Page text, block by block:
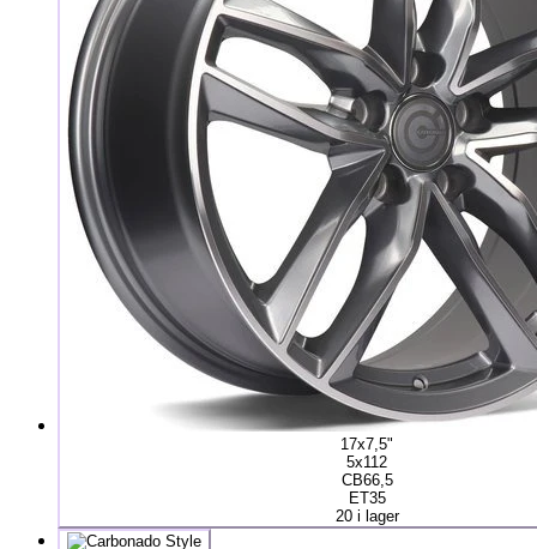
17x7,5"
5x112
CB66,5
ET35
20 i lager